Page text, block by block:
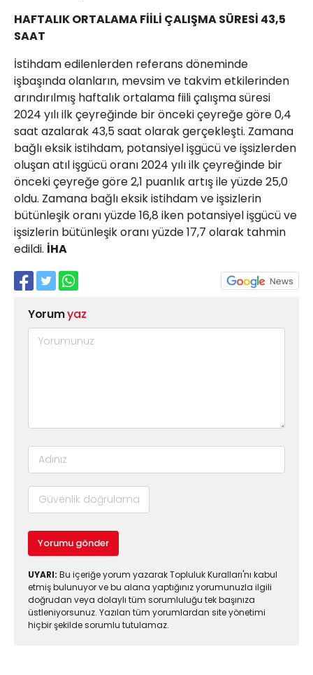
HAFTALIK ORTALAMA FİİLİ ÇALIŞMA SÜRESİ 43,5
SAAT
İstihdam edilenlerden referans döneminde
işbaşında olanların, mevsim ve takvim etkilerinden
arındırılmış haftalık ortalama fiili çalışma süresi
2024 yılı ilk çeyreğinde bir önceki çeyreğe göre 0,4
saat azalarak 43,5 saat olarak gerçekleşti. Zamana
bağlı eksik istihdam, potansiyel işgücü ve işsizlerden
oluşan atıl işgücü oranı 2024 yılı ilk çeyreğinde bir
önceki çeyreğe göre 2,1 puanlık artış ile yüzde 25,0
oldu. Zamana bağlı eksik istihdam ve işsizlerin
bütünleşik oranı yüzde 16,8 iken potansiyel işgücü ve
işsizlerin bütünleşik oranı yüzde 17,7 olarak tahmin
edildi. İHA
Yorumyaz
Yorumu gönder
UYARI: Bu içeriğe yorum yazarak Topluluk Kuralları'nı kabul
etmiş bulunuyor ve bu alana yaptığınız yorumunuzla ilgili
doğrudan veya dolaylı tüm sorumluluğu tek başınıza
üstleniyorsunuz. Yazılan tüm yorumlardan site yönetimi
hiçbir şekilde sorumlu tutulamaz.